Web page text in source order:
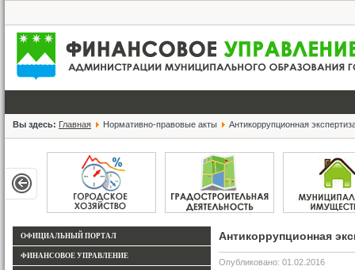
Вы здесь: Главная Нормативно-правовые акты Антикоррупционная
ОФИЦИАЛЬНЫЙ ПОРТАЛ
ФИНАНСОВОЕ УПРАВЛЕНИЕ
Антикоррупционная
Опубликовано: 01.02.2016